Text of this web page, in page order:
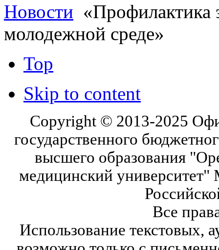
Новости «Профилактика
молодежной среде»
Top
Skip to content
Copyright © 2013-2025
государственного
высшего образования
медицинский университет"
Все
Использование текстовых,